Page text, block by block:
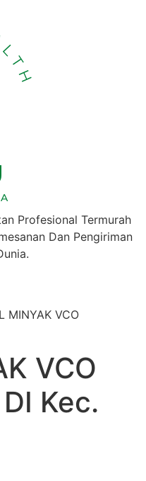
Profesional Termurah
Dan Pengiriman
MINYAK VCO
VCO
Kec.